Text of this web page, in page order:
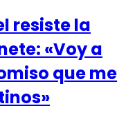
resiste la
«Voy a
que me